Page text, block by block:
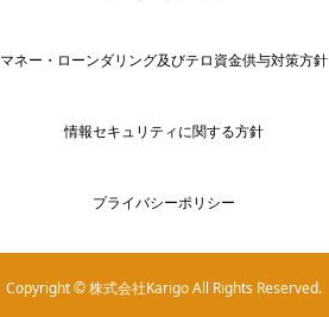
マネー・ローンダリング及びテロ資金供与対策方針
情報セキュリティに関する方針
プライバシーポリシー
Copyright © 株式会社Karigo All Rights Reserved.